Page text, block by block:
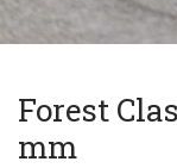
Forest
mm